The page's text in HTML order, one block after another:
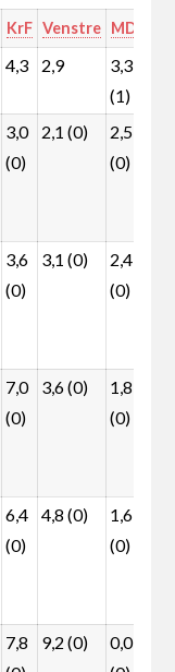
KrF Venstre MDG
4,3 2,9
3,3
(1)
3,0
(0)
2,1 (0)
2,5
(0)
3,6
(0)
3,1 (0)
2,4
(0)
7,0
(0)
3,6 (0)
1,8
(0)
6,4
(0)
4,8 (0)
1,6
(0)
7,8
9,2 (0)
0,0